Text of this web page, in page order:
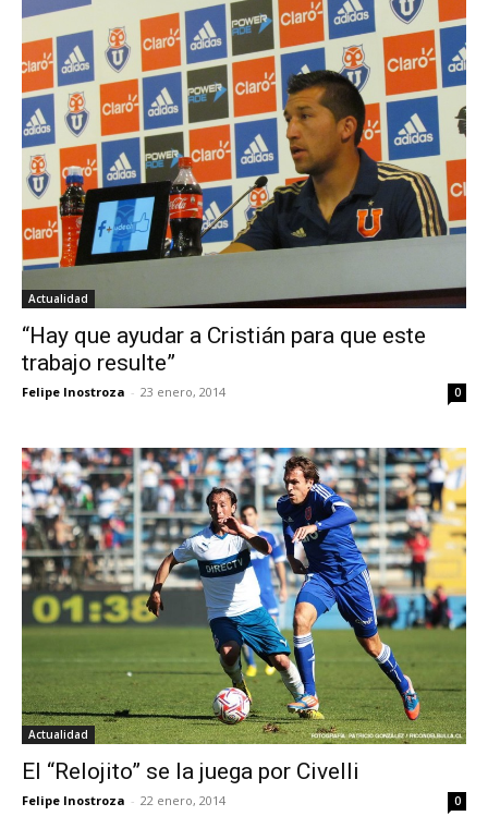
Actualidad
“Hay que ayudar a Cristián para que este
trabajo resulte”
Felipe Inostroza - 23 enero, 2014 0
Actualidad
El “Relojito” se la juega por Civelli
Felipe Inostroza - 22 enero, 2014 0